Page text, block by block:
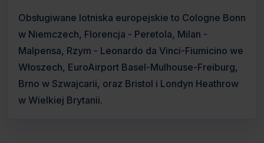
Obsługiwane lotniska europejskie to Cologne Bonn
w Niemczech, Florencja - Peretola, Milan -
Malpensa, Rzym - Leonardo da Vinci-Fiumicino we
Włoszech, EuroAirport Basel-Mulhouse-Freiburg,
Brno w Szwajcarii, oraz Bristol i Londyn Heathrow
w Wielkiej Brytanii.